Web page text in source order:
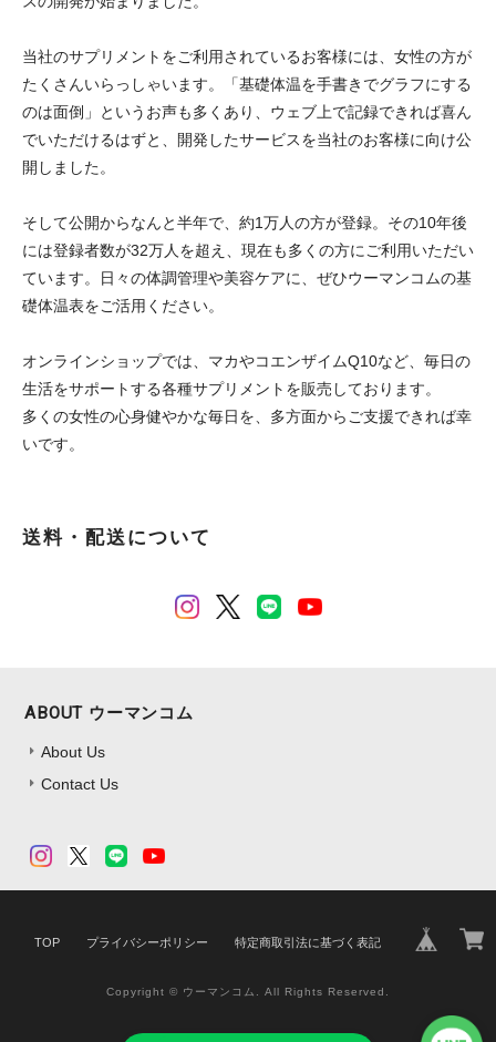
当社のサプリメントをご利用されているお客様には、女性の方が
たくさんいらっしゃいます。「基礎体温を手書きでグラフにする
のは面倒」というお声も多くあり、ウェブ上で記録できれば喜ん
でいただけるはずと、開発したサービスを当社のお客様に向け公
開しました。
そして公開からなんと半年で、約1万人の方が登録。その10年後
には登録者数が32万人を超え、現在も多くの方にご利用いただい
ています。日々の体調管理や美容ケアに、ぜひウーマンコムの基
礎体温表をご活用ください。
オンラインショップでは、マカやコエンザイムQ10など、毎日の
生活をサポートする各種サプリメントを販売しております。
多くの女性の心身健やかな毎日を、多方面からご支援できれば幸
いです。
送料・配送について
ABOUT ウーマンコム
About Us
Contact Us
TOP プライバシーポリシー 特定商取引法に基づく表記
Copyright © ウーマンコム. All Rights Reserved.